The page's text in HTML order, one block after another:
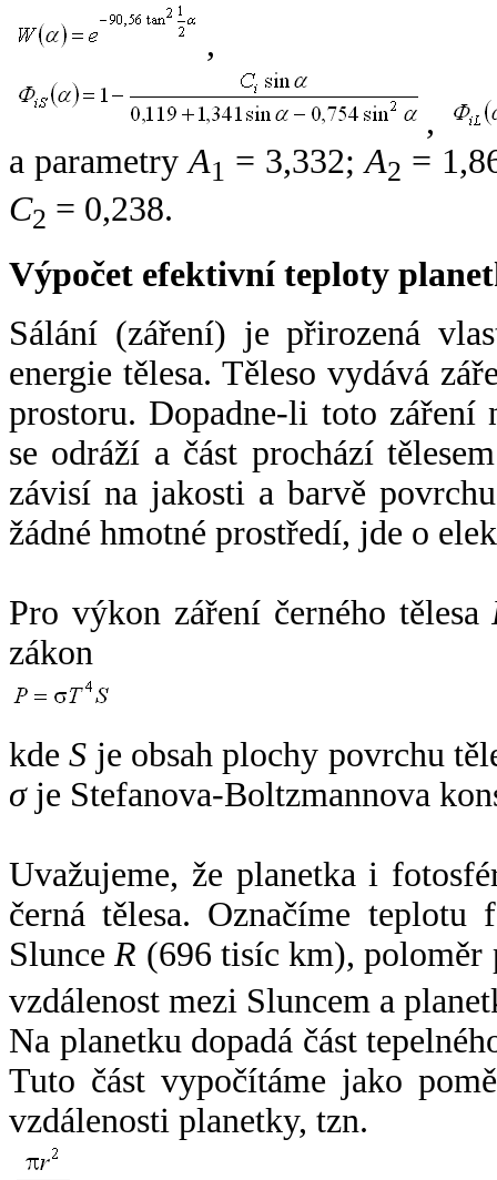
,
,
a parametryA1 = 3,332;A2 =
C2 = 0,238.
Výpočet efektivní teploty
Sálání (záření) je přirozená
energie tělesa. Těleso vydává
prostoru. Dopadne-li toto záření
se odráží a část prochází
závisí na jakosti a barvě
žádné hmotné prostředí, jde o
Pro výkon záření černého tělesa
zákon
kdeS je obsah plochy povrchu
σje Stefanova-Boltzmannova
Uvažujeme, že planetka i
černá tělesa. Označíme
SlunceR (696 tisíc km),
vzdálenost mezi Sluncem a
Na planetku dopadá část
Tuto část vypočítáme jako
vzdálenosti planetky, tzn.